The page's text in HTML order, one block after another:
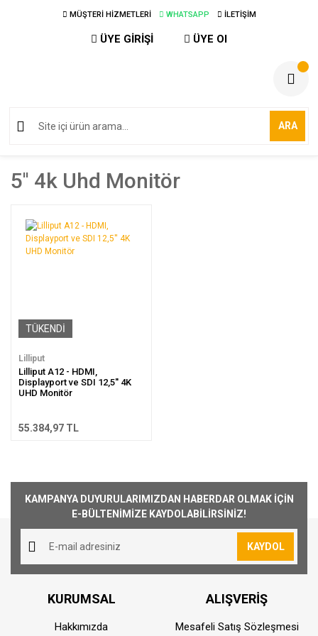
MÜŞTERİ HİZMETLERİ WHATSAPP İLETİŞİM
ÜYE GİRİŞİ ÜYE Ol
ARA
5'' 4k Uhd Monitör
TÜKENDİ
Lilliput
Lilliput A12 - HDMI,
Displayport ve SDI 12,5'' 4K
UHD Monitör
55.384,97 TL
KAMPANYA DUYURULARIMIZDAN HABERDAR OLMAK İÇİN
E-BÜLTENİMİZE KAYDOLABİLİRSİNİZ!
KAYDOL
KURUMSAL
Hakkımızda
ALIŞVERİŞ
Mesafeli Satış Sözleşmesi